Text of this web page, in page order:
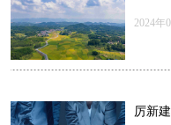
2024年
厉新